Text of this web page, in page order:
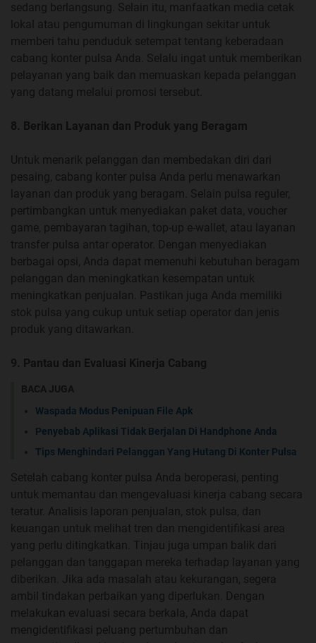
sedang berlangsung. Selain itu, manfaatkan media cetak
lokal atau pengumuman di lingkungan sekitar untuk
memberi tahu penduduk setempat tentang keberadaan
cabang konter pulsa Anda. Selalu ingat untuk memberikan
pelayanan yang baik dan memuaskan kepada pelanggan
yang datang melalui promosi tersebut.
8. Berikan Layanan dan Produk yang Beragam
Untuk menarik pelanggan dan membedakan diri dari
pesaing, cabang konter pulsa Anda perlu menawarkan
layanan dan produk yang beragam. Selain pulsa reguler,
pertimbangkan untuk menyediakan paket data, voucher
game, pembayaran tagihan, top-up e-wallet, atau layanan
transfer pulsa antar operator. Dengan menyediakan
berbagai opsi, Anda dapat memenuhi kebutuhan beragam
pelanggan dan meningkatkan kesempatan untuk
meningkatkan penjualan. Pastikan juga Anda memiliki
stok pulsa yang cukup untuk setiap operator dan jenis
produk yang ditawarkan.
9. Pantau dan Evaluasi Kinerja Cabang
BACA JUGA
Waspada Modus Penipuan File Apk
Penyebab Aplikasi Tidak Berjalan Di Handphone Anda
Tips Menghindari Pelanggan Yang Hutang Di Konter Pulsa
Setelah cabang konter pulsa Anda beroperasi, penting
untuk memantau dan mengevaluasi kinerja cabang secara
teratur. Analisis laporan penjualan, stok pulsa, dan
keuangan untuk melihat tren dan mengidentifikasi area
yang perlu ditingkatkan. Tinjau juga umpan balik dari
pelanggan dan tanggapan mereka terhadap layanan yang
diberikan. Jika ada masalah atau kekurangan, segera
ambil tindakan perbaikan yang diperlukan. Dengan
melakukan evaluasi secara berkala, Anda dapat
mengidentifikasi peluang pertumbuhan dan